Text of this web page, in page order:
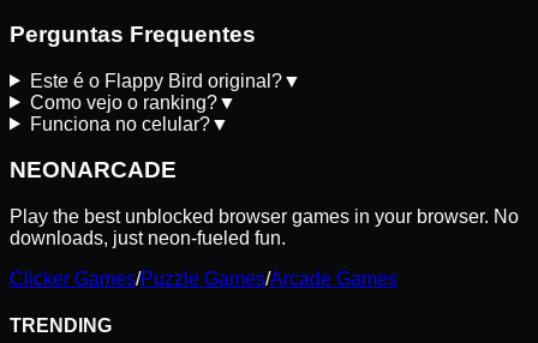
Perguntas Frequentes
Este é o Flappy Bird original?▼
Como vejo o ranking?▼
Funciona no celular?▼
NEONARCADE
Play the best unblocked browser games in your browser. No
downloads, just neon-fueled fun.
Clicker Games/Puzzle Games/Arcade Games
TRENDING